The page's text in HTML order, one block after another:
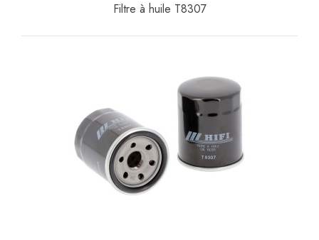
Filtre à huile T8307